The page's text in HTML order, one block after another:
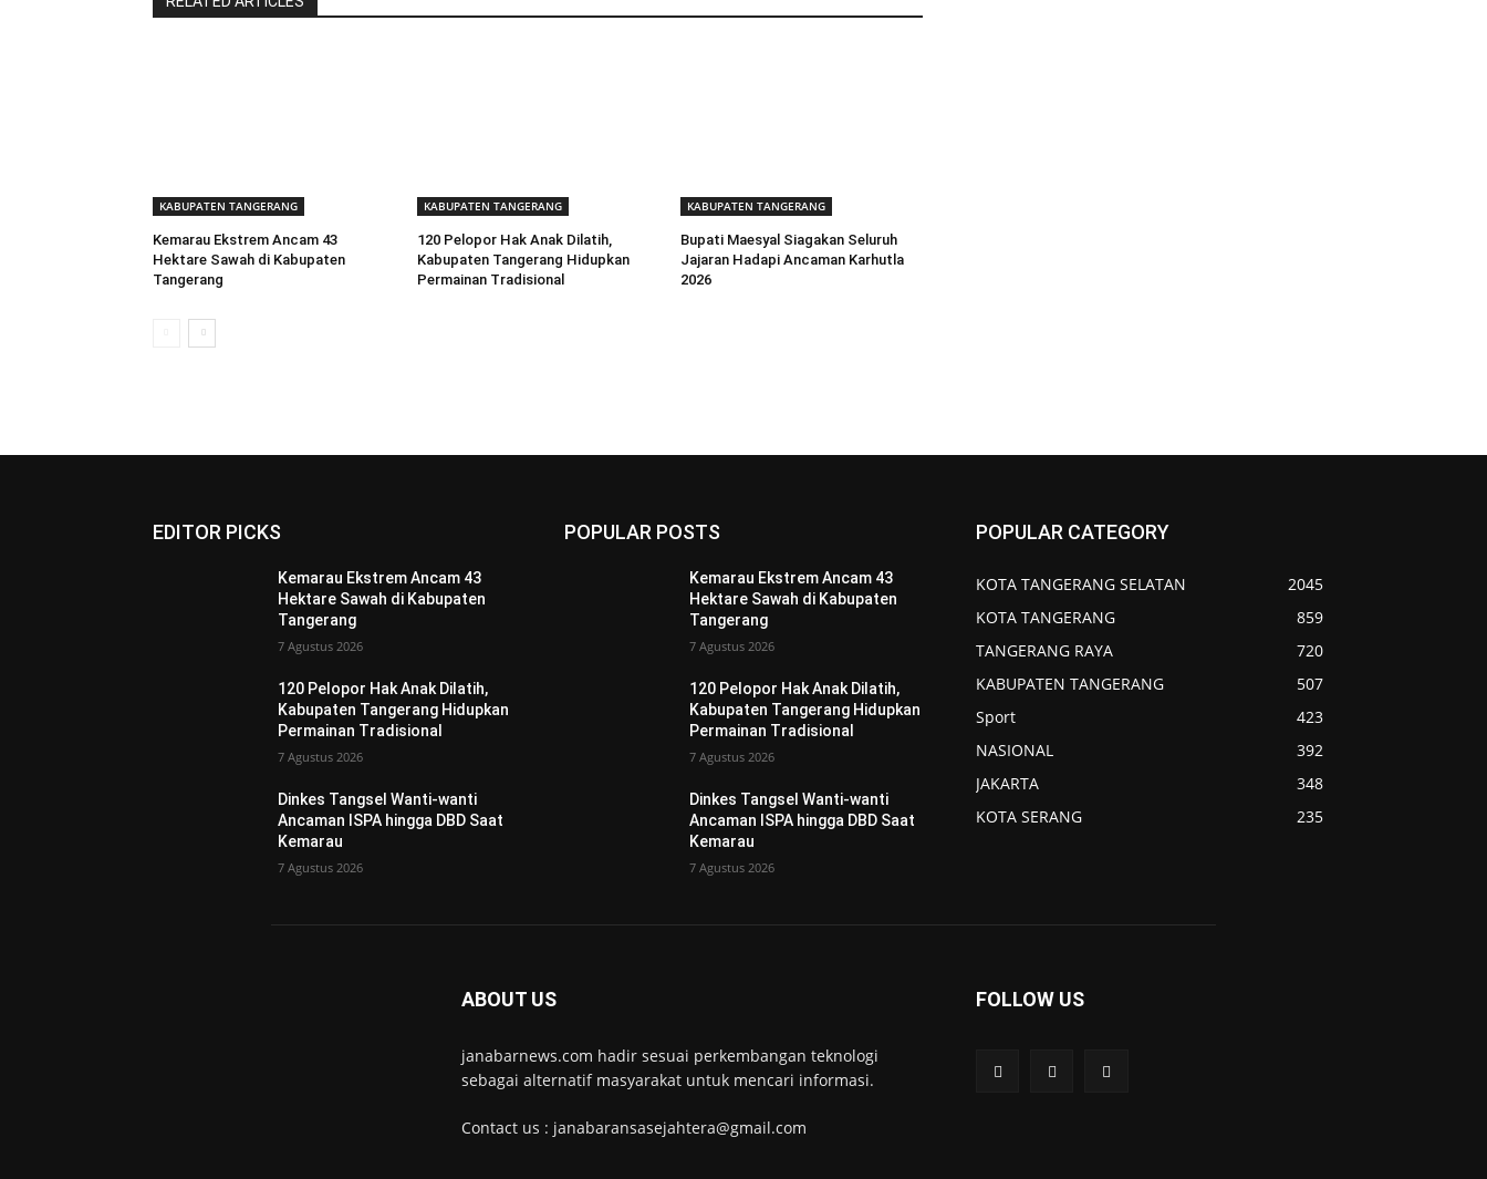
KABUPATEN TANGERANG
Kemarau Ekstrem Ancam 43
Hektare Sawah di Kabupaten
Tangerang
KABUPATEN TANGERANG
120 Pelopor Hak Anak Dilatih,
Kabupaten Tangerang Hidupkan
Permainan Tradisional
KABUPATEN TANGERANG
Bupati Maesyal Siagakan Seluruh
Jajaran Hadapi Ancaman Karhutla
2026
EDITOR PICKS
Kemarau Ekstrem Ancam 43
Hektare Sawah di Kabupaten
Tangerang
7 Agustus 2026
120 Pelopor Hak Anak Dilatih,
Kabupaten Tangerang Hidupkan
Permainan Tradisional
7 Agustus 2026
Dinkes Tangsel Wanti-wanti
Ancaman ISPA hingga DBD Saat
Kemarau
7 Agustus 2026
POPULAR POSTS
Kemarau Ekstrem Ancam 43
Hektare Sawah di Kabupaten
Tangerang
7 Agustus 2026
120 Pelopor Hak Anak Dilatih,
Kabupaten Tangerang Hidupkan
Permainan Tradisional
7 Agustus 2026
Dinkes Tangsel Wanti-wanti
Ancaman ISPA hingga DBD Saat
Kemarau
7 Agustus 2026
POPULAR CATEGORY
KOTA TANGERANG SELATAN
2045
KOTA TANGERANG
859
TANGERANG RAYA
720
KABUPATEN TANGERANG
507
Sport
423
NASIONAL
392
JAKARTA
348
KOTA SERANG
235
ABOUT US
janabarnews.com hadir sesuai perkembangan teknologi
sebagai alternatif masyarakat untuk mencari informasi.
Contact us : janabaransasejahtera@gmail.com
FOLLOW US